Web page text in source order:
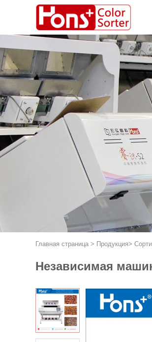
Главная страница > Продукция>
Независимая